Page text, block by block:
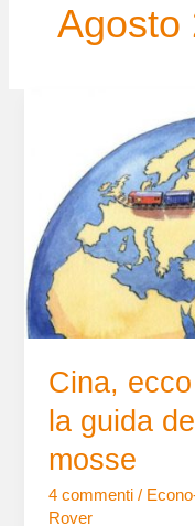
Agosto
Cina,
la guida
mosse
4 commenti /
Rover
assunto
la
guida
del
mondo
in
mosse